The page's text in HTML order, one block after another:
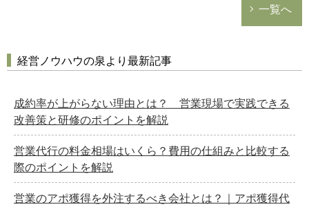
一覧へ
経営ノウハウの泉より最新記事
成約率が上がらない理由とは？ 営業現場で実践できる
改善策と研修のポイントを解説
営業代行の料金相場はいくら？費用の仕組みと比較する
際のポイントを解説
営業のアポ獲得を外注するべき会社とは？｜アポ獲得代